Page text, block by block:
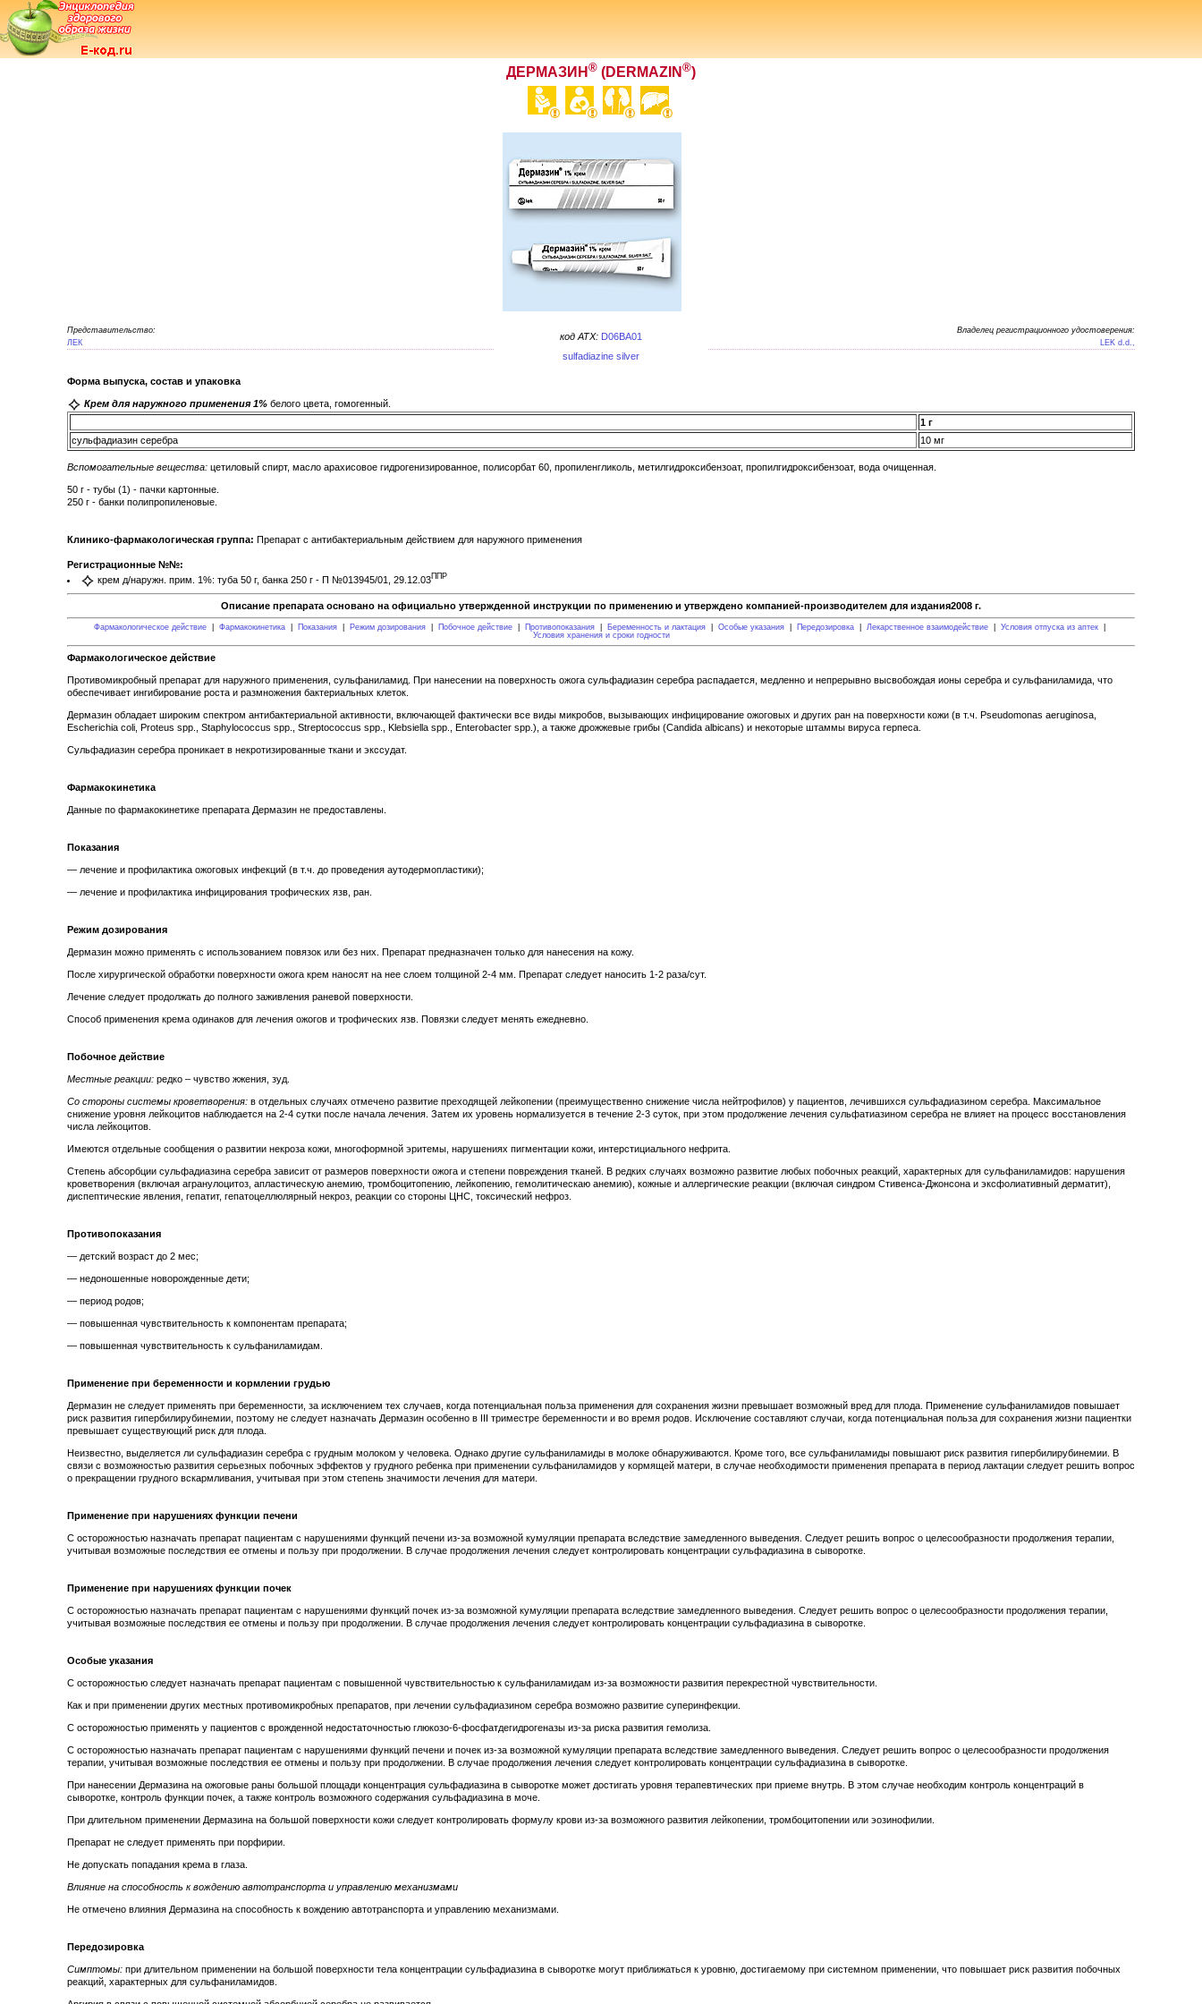
ДЕРМАЗИН ® (DERMAZIN ®)
Представительство:
ЛЕК
код ATX: D06BA01
Владелец регистрационного удостоверения:
LEK d.d.,
sulfadiazine silver
Форма выпуска, состав и упаковка
Крем для наружного применения 1% белого цвета, гомогенный.
1 г
сульфадиазин серебра
10 мг
Вспомогательные вещества: цетиловый спирт, масло арахисовое гидрогенизированное, полисорбат 60, пропиленгликоль, метилгидроксибензоат, пропилгидроксибензоат, вода очищенная.
50 г - тубы (1) - пачки картонные.
250 г - банки полипропиленовые.
Клинико-фармакологическая группа: Препарат с антибактериальным действием для наружного применения
Регистрационные №№:
крем д/наружн. прим. 1%: туба 50 г, банка 250 г - П №013945/01, 29.12.03 ППР
Описание препарата основано на официально утвержденной инструкции по применению и утверждено компанией-производителем для издания2008 г.
Фармакологическое действие Фармакокинетика Показания Режим дозирования Побочное действие Противопоказания Беременность и лактация Особые указания Передозировка Лекарственное взаимодействие Условия отпуска из аптек
Условия хранения и сроки годности
Фармакологическое действие
Противомикробный препарат для наружного применения, сульфаниламид. При нанесении на поверхность ожога сульфадиазин серебра распадается, медленно и непрерывно высвобождая ионы серебра и сульфаниламида, что
обеспечивает ингибирование роста и размножения бактериальных клеток.
Дермазин обладает широким спектром антибактериальной активности, включающей фактически все виды микробов, вызывающих инфицирование ожоговых и других ран на поверхности кожи (в т.ч. Pseudomonas aeruginosa,
Escherichia coli, Proteus spp., Staphylococcus spp., Streptococcus spp., Klebsiella spp., Enterobacter spp.), а также дрожжевые грибы (Candida albicans) и некоторые штаммы вируса герпеса.
Сульфадиазин серебра проникает в некротизированные ткани и экссудат.
Фармакокинетика
Данные по фармакокинетике препарата Дермазин не предоставлены.
Показания
— лечение и профилактика ожоговых инфекций (в т.ч. до проведения аутодермопластики);
— лечение и профилактика инфицирования трофических язв, ран.
Режим дозирования
Дермазин можно применять с использованием повязок или без них. Препарат предназначен только для нанесения на кожу.
После хирургической обработки поверхности ожога крем наносят на нее слоем толщиной 2-4 мм. Препарат следует наносить 1-2 раза/сут.
Лечение следует продолжать до полного заживления раневой поверхности.
Способ применения крема одинаков для лечения ожогов и трофических язв. Повязки следует менять ежедневно.
Побочное действие
Местные реакции: редко – чувство жжения, зуд.
Со стороны системы кроветворения: в отдельных случаях отмечено развитие преходящей лейкопении (преимущественно снижение числа нейтрофилов) у пациентов, лечившихся сульфадиазином серебра. Максимальное
снижение уровня лейкоцитов наблюдается на 2-4 сутки после начала лечения. Затем их уровень нормализуется в течение 2-3 суток, при этом продолжение лечения сульфатиазином серебра не влияет на процесс восстановления
числа лейкоцитов.
Имеются отдельные сообщения о развитии некроза кожи, многоформной эритемы, нарушениях пигментации кожи, интерстициального нефрита.
Степень абсорбции сульфадиазина серебра зависит от размеров поверхности ожога и степени повреждения тканей. В редких случаях возможно развитие любых побочных реакций, характерных для сульфаниламидов: нарушения
кроветворения (включая агранулоцитоз, апластическую анемию, тромбоцитопению, лейкопению, гемолитическаю анемию), кожные и аллергические реакции (включая синдром Стивенса-Джонсона и эксфолиативный дерматит),
диспептические явления, гепатит, гепатоцеллюлярный некроз, реакции со стороны ЦНС, токсический нефроз.
Противопоказания
— детский возраст до 2 мес;
— недоношенные новорожденные дети;
— период родов;
— повышенная чувствительность к компонентам препарата;
— повышенная чувствительность к сульфаниламидам.
Применение при беременности и кормлении грудью
Дермазин не следует применять при беременности, за исключением тех случаев, когда потенциальная польза применения для сохранения жизни превышает возможный вред для плода. Применение сульфаниламидов повышает
риск развития гипербилирубинемии, поэтому не следует назначать Дермазин особенно в III триместре беременности и во время родов. Исключение составляют случаи, когда потенциальная польза для сохранения жизни пациентки
превышает существующий риск для плода.
Неизвестно, выделяется ли сульфадиазин серебра с грудным молоком у человека. Однако другие сульфаниламиды в молоке обнаруживаются. Кроме того, все сульфаниламиды повышают риск развития гипербилирубинемии. В
связи с возможностью развития серьезных побочных эффектов у грудного ребенка при применении сульфаниламидов у кормящей матери, в случае необходимости применения препарата в период лактации следует решить вопрос
о прекращении грудного вскармливания, учитывая при этом степень значимости лечения для матери.
Применение при нарушениях функции печени
С осторожностью назначать препарат пациентам с нарушениями функций печени из-за возможной кумуляции препарата вследствие замедленного выведения. Следует решить вопрос о целесообразности продолжения терапии,
учитывая возможные последствия ее отмены и пользу при продолжении. В случае продолжения лечения следует контролировать концентрации сульфадиазина в сыворотке.
Применение при нарушениях функции почек
С осторожностью назначать препарат пациентам с нарушениями функций почек из-за возможной кумуляции препарата вследствие замедленного выведения. Следует решить вопрос о целесообразности продолжения терапии,
учитывая возможные последствия ее отмены и пользу при продолжении. В случае продолжения лечения следует контролировать концентрации сульфадиазина в сыворотке.
Особые указания
С осторожностью следует назначать препарат пациентам с повышенной чувствительностью к сульфаниламидам из-за возможности развития перекрестной чувствительности.
Как и при применении других местных противомикробных препаратов, при лечении сульфадиазином серебра возможно развитие суперинфекции.
С осторожностью применять у пациентов с врожденной недостаточностью глюкозо-6-фосфатдегидрогеназы из-за риска развития гемолиза.
С осторожностью назначать препарат пациентам с нарушениями функций печени и почек из-за возможной кумуляции препарата вследствие замедленного выведения. Следует решить вопрос о целесообразности продолжения
терапии, учитывая возможные последствия ее отмены и пользу при продолжении. В случае продолжения лечения следует контролировать концентрации сульфадиазина в сыворотке.
При нанесении Дермазина на ожоговые раны большой площади концентрация сульфадиазина в сыворотке может достигать уровня терапевтических при приеме внутрь. В этом случае необходим контроль концентраций в
сыворотке, контроль функции почек, а также контроль возможного содержания сульфадиазина в моче.
При длительном применении Дермазина на большой поверхности кожи следует контролировать формулу крови из-за возможного развития лейкопении, тромбоцитопении или эозинофилии.
Препарат не следует применять при порфирии.
Не допускать попадания крема в глаза.
Влияние на способность к вождению автотранспорта и управлению механизмами
Не отмечено влияния Дермазина на способность к вождению автотранспорта и управлению механизмами.
Передозировка
Симптомы: при длительном применении на большой поверхности тела концентрации сульфадиазина в сыворотке могут приближаться к уровню, достигаемому при системном применении, что повышает риск развития побочных
реакций, характерных для сульфаниламидов.